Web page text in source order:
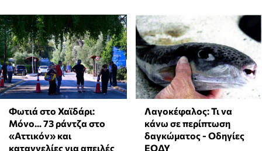
Φωτιά στο Χαϊδάρι:
Μόνο... 73 ράντζα στο
«Αττικόν» και
καταγγελίες για απειλές
Λαγοκέφαλος: Τι να
κάνω σε περίπτωση
δαγκώματος - Οδηγίες
ΕΟΔΥ